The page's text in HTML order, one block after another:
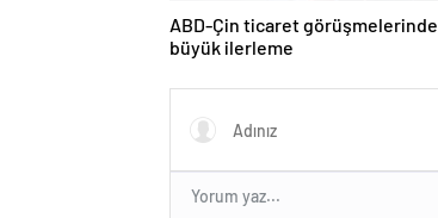
ABD-Çin ticaret görüşmelerinde
büyük ilerleme